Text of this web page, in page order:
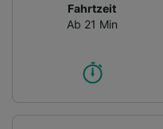
Fahrtzeit
Ab 21 Min